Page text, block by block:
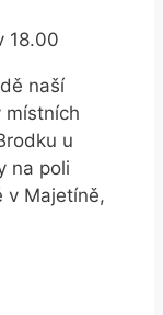
18.00
naší
místních
u
na poli
v Majetíně,